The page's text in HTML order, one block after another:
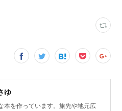
ゆ
本を作っています。旅先や地元広